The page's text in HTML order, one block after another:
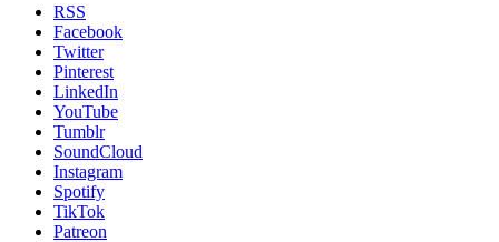
RSS
Facebook
Twitter
Pinterest
LinkedIn
YouTube
Tumblr
SoundCloud
Instagram
Spotify
TikTok
Patreon